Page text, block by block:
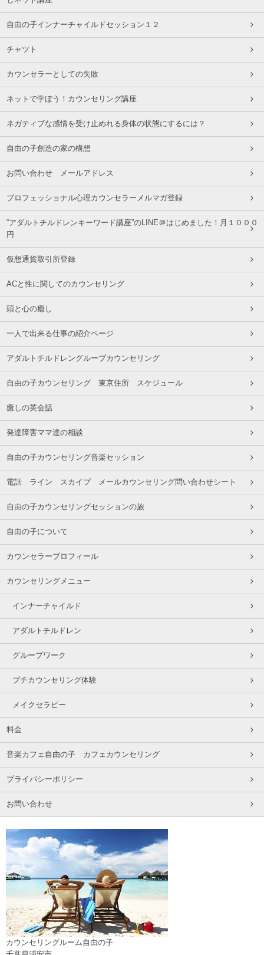
自由の子インナーチャイルドセッション１２
チャツト
カウンセラーとしての失敗
ネットで学ぼう！カウンセリング講座
ネガティブな感情を受け止めれる身体の状態にするには？
自由の子創造の家の構想
お問い合わせ メールアドレス
プロフェッショナル心理カウンセラーメルマガ登録
“アダルトチルドレンキーワード講座”のLINE＠はじめました！月１０００
円
仮想通貨取引所登録
ACと性に関してのカウンセリング
頭と心の癒し
一人で出来る仕事の紹介ページ
アダルトチルドレングループカウンセリング
自由の子カウンセリング 東京住所 スケジュール
癒しの英会話
発達障害ママ達の相談
自由の子カウンセリング音楽セッション
電話 ライン スカイプ メールカウンセリング問い合わせシート
自由の子カウンセリングセッションの旅
自由の子について
カウンセラープロフィール
カウンセリングメニュー
インナーチャイルド
アダルトチルドレン
グループワーク
プチカウンセリング体験
メイクセラピー
料金
音楽カフェ自由の子 カフェカウンセリング
プライバシーポリシー
お問い合わせ
カウンセリングルーム自由の子